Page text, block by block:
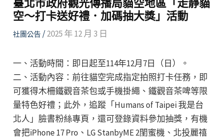
臺北市政府觀光傳播局貓空地區「走靜貓
空～打卡送好禮．加碼抽大獎」活動
社團公告/2025 年 12 月 3 日
一、活動時間：即日起至114年12月7日（日）。
二、活動內容：前往貓空完成指定拍照打卡任務，即
可獲得木柵鐵觀音茶包或手機掛繩、鐵觀音茶啤等限
量特色好禮；此外，追蹤「Humans of Taipei 我是台
北人」臉書粉絲專頁，還可登錄資料參加抽獎，有機
會把iPhone 17 Pro、LG StanbyME 2閨蜜機、北投麗禧